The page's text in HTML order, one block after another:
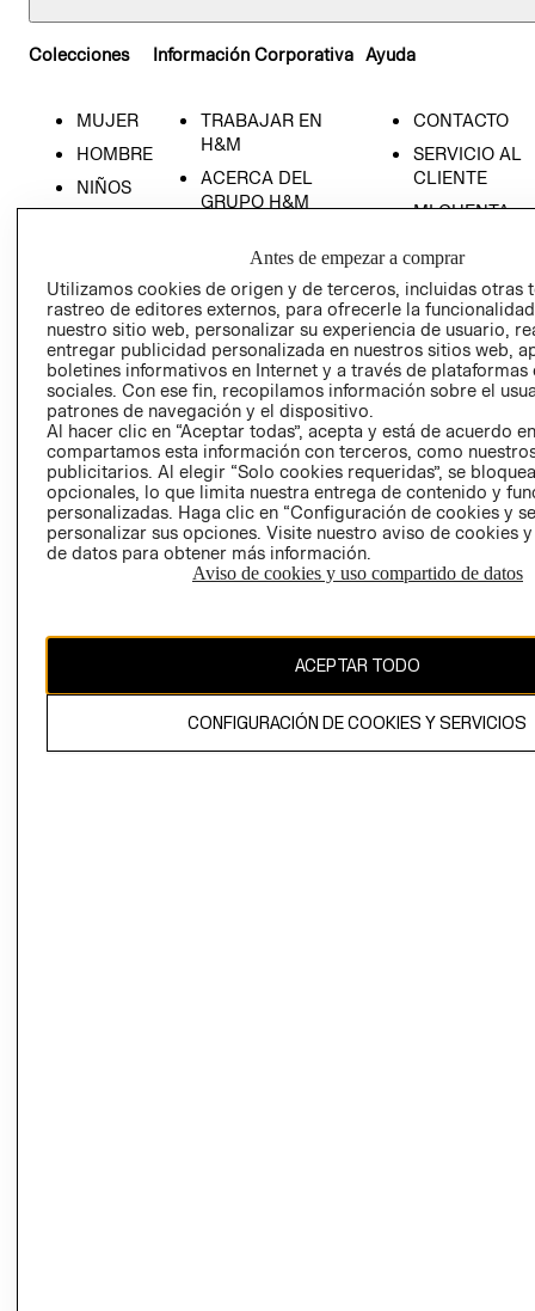
Colecciones
MUJER
HOMBRE
NIÑOS
Información Corporativa
TRABAJAR EN
H&M
ACERCA DEL
GRUPO H&M
SOCIAL
PRENSA
RELACIÓN CON
INVERSIONISTAS
POLÍTICA
EMPRESARIAL
Ayuda
CONTACTO
SERVICIO AL
CLIENTE
MI CUENTA
TIENDAS
- RETIRO EN
TIENDA
TÉRMINOS Y
AVISO DE
PRIVACIDAD
GIFT CARD
AVISO DE
Antes de empezar a comprar
Utilizamos cookies de origen y de terceros, incluidas otras
rastreo de editores externos, para ofrecerle la
nuestro sitio web, personalizar su experiencia de usuario,
entregar publicidad personalizada en nuestros sitios web,
boletines informativos en Internet y a través de plataformas
sociales. Con ese fin, recopilamos información sobre el
patrones de navegación y el dispositivo.
Al hacer clic en “Aceptar todas”, acepta y está de acuerdo
compartamos esta información con terceros, como
publicitarios. Al elegir “Solo cookies requeridas”, se
opcionales, lo que limita nuestra entrega de contenido y
personalizadas. Haga clic en “Configuración de cookies y
personalizar sus opciones. Visite nuestro aviso de cookies
de datos para obtener más información.
Aviso de cookies y uso compartido de datos
ACEPTAR TODO
CONFIGURACIÓN DE COOKIES Y SERVICIOS